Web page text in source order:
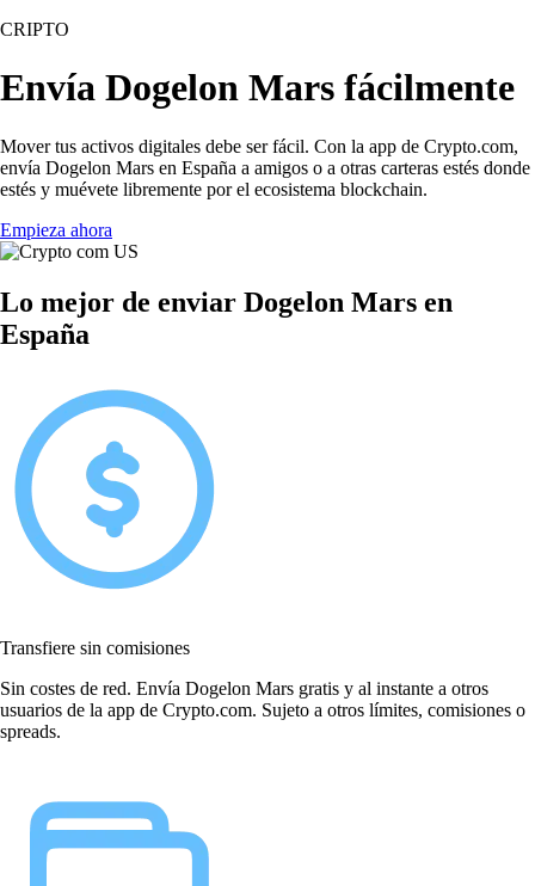
CRIPTO
Envía Dogelon Mars fácilmente
Mover tus activos digitales debe ser fácil. Con la app de Crypto.com,
envía Dogelon Mars en España a amigos o a otras carteras estés donde
estés y muévete libremente por el ecosistema blockchain.
Empieza ahora
Lo mejor de enviar Dogelon Mars en
España
Transfiere sin comisiones
Sin costes de red. Envía Dogelon Mars gratis y al instante a otros
usuarios de la app de Crypto.com. Sujeto a otros límites, comisiones o
spreads.